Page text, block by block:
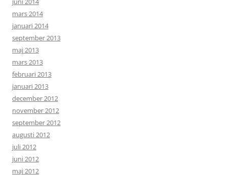
mars 2014
januari 2014
september 2013
maj 2013
mars 2013
februari 2013
januari 2013
december 2012
november 2012
september 2012
augusti 2012
juli 2012
juni 2012
maj 2012